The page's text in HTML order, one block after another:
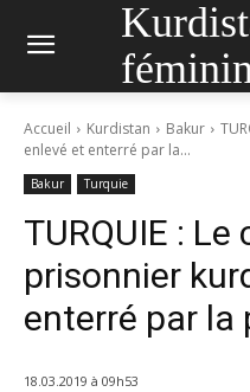
Accueil Kurdistan Bakur
enlevé et enterré par la...
Bakur Turquie
TURQUIE : Le
prisonnier
enterré par la
18.03.2019 à 09h53